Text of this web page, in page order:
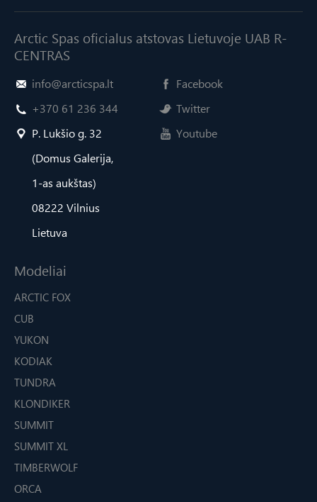
Arctic Spas oficialus atstovas Lietuvoje UAB R-
CENTRAS
info@arcticspa.lt
+370 61 236 344
P. Lukšio g. 32
(Domus Galerija,
1-as aukštas)
08222 Vilnius
Lietuva
Facebook
Twitter
Youtube
Modeliai
ARCTIC FOX
CUB
YUKON
KODIAK
TUNDRA
KLONDIKER
SUMMIT
SUMMIT XL
TIMBERWOLF
ORCA